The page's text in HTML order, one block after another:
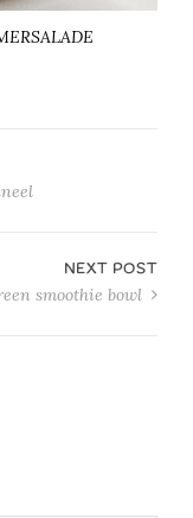
NEXT POST
smoothie bowl